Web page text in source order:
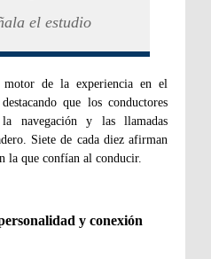
el estudio
de la experiencia en el
que los conductores
navegación y las llamadas
Siete de cada diez afirman
la que confían al conducir.
y conexión